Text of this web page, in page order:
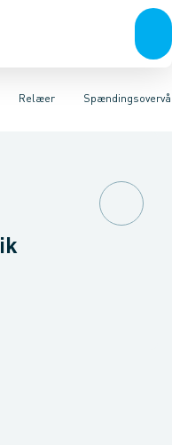
Forgreningsmateriel
Relæerog softstartere